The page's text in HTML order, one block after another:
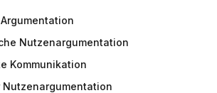
Nutzenargumentation
Kommunikation